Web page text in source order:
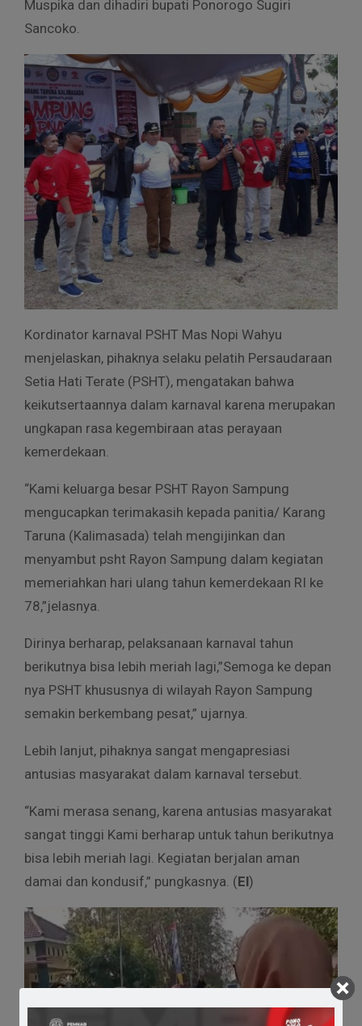
Muspika dan dihadiri bupati Ponorogo Sugiri
Sancoko.
Kordinator karnaval PSHT Mas Nopi Wahyu
menjelaskan, pihaknya selaku pelatih Persaudaraan
Setia Hati Terate (PSHT), mengatakan bahwa
keikutsertaannya dalam karnaval karena merupakan
ungkapan rasa kegembiraan atas perayaan
kemerdekaan.
“Kami keluarga besar PSHT Rayon Sampung
mengucapkan terimakasih kepada panitia/ Karang
Taruna (Kalimasada) telah mengijinkan dan
menyambut psht Rayon Sampung dalam kegiatan
memeriahkan hari ulang tahun kemerdekaan RI ke
78,”jelasnya.
Dirinya berharap, pelaksanaan karnaval tahun
berikutnya bisa lebih meriah lagi,”Semoga ke depan
nya PSHT khususnya di wilayah Rayon Sampung
semakin berkembang pesat,” ujarnya.
Lebih lanjut, pihaknya sangat mengapresiasi
antusias masyarakat dalam karnaval tersebut.
“Kami merasa senang, karena antusias masyarakat
sangat tinggi Kami berharap untuk tahun berikutnya
bisa lebih meriah lagi. Kegiatan berjalan aman
damai dan kondusif,” pungkasnya. (El)